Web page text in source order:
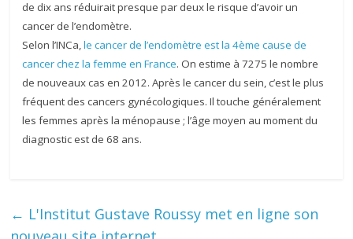
de dix ans réduirait presque par deux le risque d’avoir un
cancer de l’endomètre.
Selon l’INCa,le cancer de l’endomètre est la 4ème cause de
cancer chez la femme en France. On estime à 7275 le nombre
de nouveaux cas en 2012. Après le cancer du sein, c’est le plus
fréquent des cancers gynécologiques. Il touche généralement
les femmes après la ménopause ; l’âge moyen au moment du
diagnostic est de 68 ans.
← L'Institut Gustave Roussy met en ligne son